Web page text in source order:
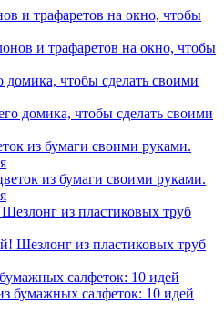
и трафаретов на окно, чтобы
домика, чтобы сделать своими
из бумаги своими руками.
из пластиковых труб
салфеток: 10 идей